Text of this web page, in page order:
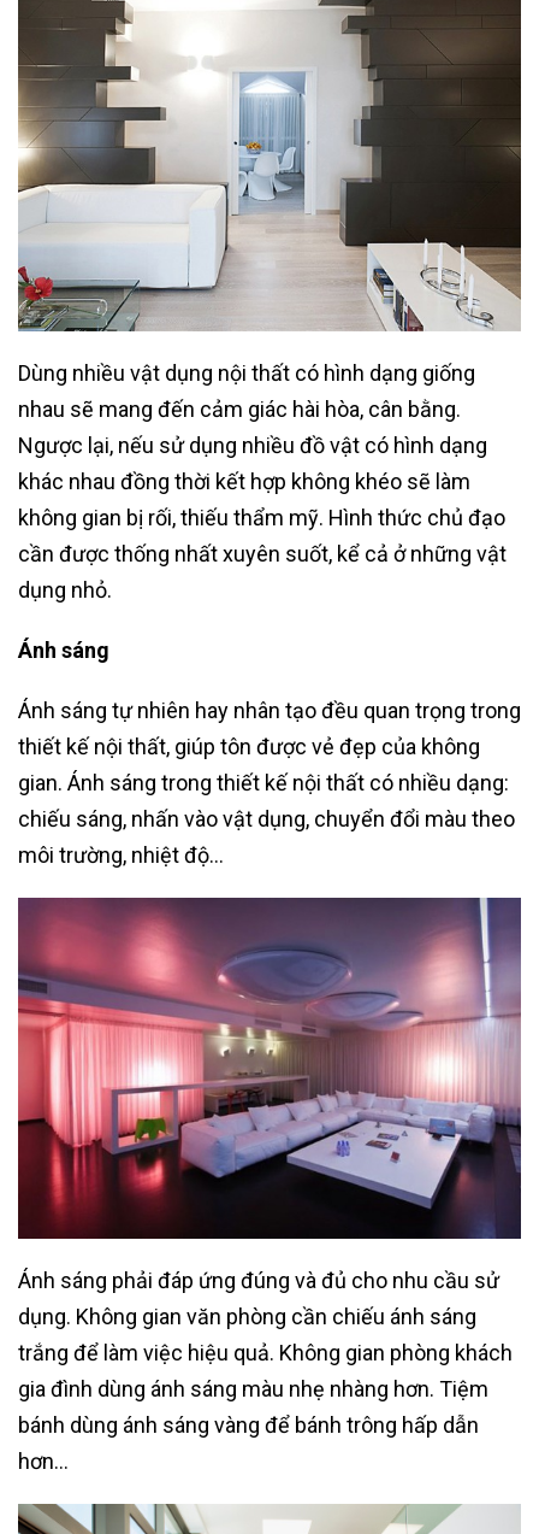
Dùng nhiều vật dụng nội thất có hình dạng giống
nhau sẽ mang đến cảm giác hài hòa, cân bằng.
Ngược lại, nếu sử dụng nhiều đồ vật có hình dạng
khác nhau đồng thời kết hợp không khéo sẽ làm
không gian bị rối, thiếu thẩm mỹ. Hình thức chủ đạo
cần được thống nhất xuyên suốt, kể cả ở những vật
dụng nhỏ.
Ánh sáng
Ánh sáng tự nhiên hay nhân tạo đều quan trọng trong
thiết kế nội thất, giúp tôn được vẻ đẹp của không
gian. Ánh sáng trong thiết kế nội thất có nhiều dạng:
chiếu sáng, nhấn vào vật dụng, chuyển đổi màu theo
môi trường, nhiệt độ…
Ánh sáng phải đáp ứng đúng và đủ cho nhu cầu sử
dụng. Không gian văn phòng cần chiếu ánh sáng
trắng để làm việc hiệu quả. Không gian phòng khách
gia đình dùng ánh sáng màu nhẹ nhàng hơn. Tiệm
bánh dùng ánh sáng vàng để bánh trông hấp dẫn
hơn…